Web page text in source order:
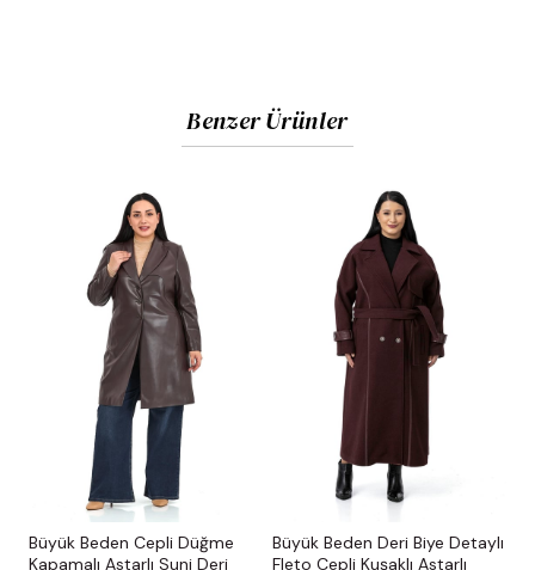
Benzer Ürünler
Büyük Beden Cepli Düğme
Kapamalı Astarlı Suni Deri
Büyük Beden Deri Biye Detaylı
Fleto Cepli Kuşaklı Astarlı